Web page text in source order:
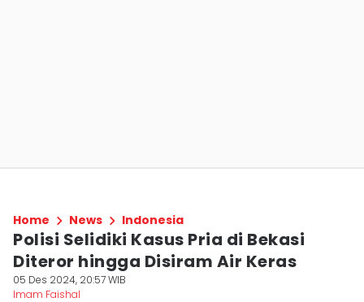
Home News Indonesia
Polisi Selidiki Kasus Pria di Bekasi
Diteror hingga Disiram Air Keras
05 Des 2024, 20:57 WIB
Imam Faishal